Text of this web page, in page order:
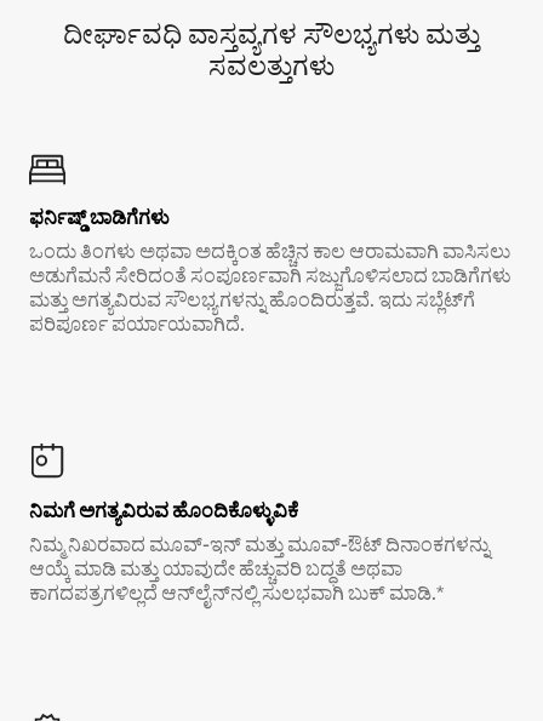
ದೀರ್ಘಾವಧಿ ವಾಸ್ತವ್ಯಗಳ ಸೌಲಭ್ಯಗಳು ಮತ್ತು
ಸವಲತ್ತುಗಳು
ಫರ್ನಿಷ್ಡ್ ಬಾಡಿಗೆಗಳು
ಒಂದು ತಿಂಗಳು ಅಥವಾ ಅದಕ್ಕಿಂತ ಹೆಚ್ಚಿನ ಕಾಲ ಆರಾಮವಾಗಿ ವಾಸಿಸಲು
ಅಡುಗೆಮನೆ ಸೇರಿದಂತೆ ಸಂಪೂರ್ಣವಾಗಿ ಸಜ್ಜುಗೊಳಿಸಲಾದ ಬಾಡಿಗೆಗಳು
ಮತ್ತು ಅಗತ್ಯವಿರುವ ಸೌಲಭ್ಯಗಳನ್ನು ಹೊಂದಿರುತ್ತವೆ. ಇದು ಸಬ್ಲೆಟ್‌ಗೆ
ಪರಿಪೂರ್ಣ ಪರ್ಯಾಯವಾಗಿದೆ.
ನಿಮಗೆ ಅಗತ್ಯವಿರುವ ಹೊಂದಿಕೊಳ್ಳುವಿಕೆ
ನಿಮ್ಮ ನಿಖರವಾದ ಮೂವ್-ಇನ್ ಮತ್ತು ಮೂವ್-ಔಟ್ ದಿನಾಂಕಗಳನ್ನು
ಆಯ್ಕೆ ಮಾಡಿ ಮತ್ತು ಯಾವುದೇ ಹೆಚ್ಚುವರಿ ಬದ್ಧತೆ ಅಥವಾ
ಕಾಗದಪತ್ರಗಳಿಲ್ಲದೆ ಆನ್‌ಲೈನ್‌ನಲ್ಲಿ ಸುಲಭವಾಗಿ ಬುಕ್ ಮಾಡಿ.*